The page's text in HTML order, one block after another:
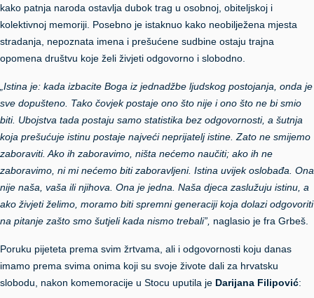
kako patnja naroda ostavlja dubok trag u osobnoj, obiteljskoj i
kolektivnoj memoriji. Posebno je istaknuo kako neobilježena mjesta
stradanja, nepoznata imena i prešućene sudbine ostaju trajna
opomena društvu koje želi živjeti odgovorno i slobodno.
„Istina je: kada izbacite Boga iz jednadžbe ljudskog postojanja, onda je
sve dopušteno. Tako čovjek postaje ono što nije i ono što ne bi smio
biti. Ubojstva tada postaju samo statistika bez odgovornosti, a šutnja
koja prešućuje istinu postaje najveći neprijatelj istine. Zato ne smijemo
zaboraviti. Ako ih zaboravimo, ništa nećemo naučiti; ako ih ne
zaboravimo, ni mi nećemo biti zaboravljeni. Istina uvijek oslobađa. Ona
nije naša, vaša ili njihova. Ona je jedna. Naša djeca zaslužuju istinu, a
ako živjeti želimo, moramo biti spremni generaciji koja dolazi odgovoriti
na pitanje zašto smo šutjeli kada nismo trebali”, naglasio je fra Grbeš.
Poruku pijeteta prema svim žrtvama, ali i odgovornosti koju danas
imamo prema svima onima koji su svoje živote dali za hrvatsku
slobodu, nakon komemoracije u Stocu uputila je Darijana Filipović: